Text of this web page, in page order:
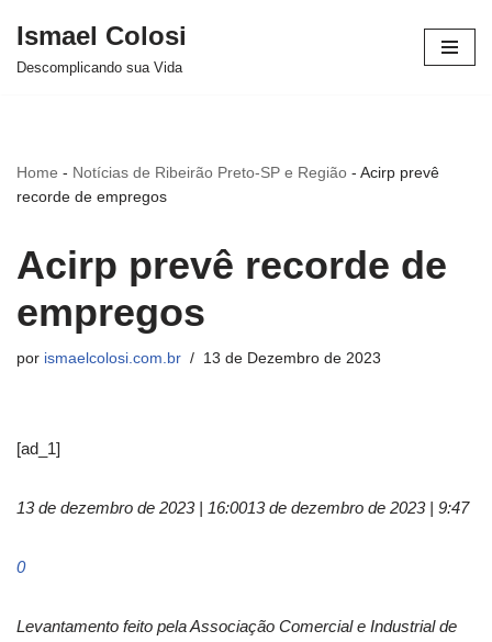
Avançar
Ismael Colosi
Descomplicando sua Vida
Home - Notícias de Ribeirão Preto-SP e Região - Acirp prevê
recorde de empregos
Acirp prevê recorde de
empregos
por ismaelcolosi.com.br 13 de Dezembro de 2023
[ad_1]
13 de dezembro de 2023 | 16:0013 de dezembro de 2023 | 9:47
0
Levantamento feito pela Associação Comercial e Industrial de